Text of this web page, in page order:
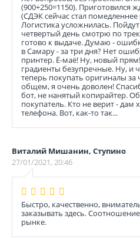
(900+250=1150). Приготовился
(СДЭК сейчас стал
Логистика усложнилась.
четвертый день смотрю по
готово к выдаче. Думаю -
в Самару - за три дня? Нет
принтер. Ё-маё! Ну, новый
градиенты безупречные. Ну, и
теперь покупать оригиналы
общем, я очень доволен!
бот, не нанятый копирайтер.
покупатель. Кто не верит - дам
телефона. Вот, как-то так...
Виталий Мишанин, Ступино
27/01/2021, 20:46
Быстро, качественно,
заказывать здесь.
рынке.